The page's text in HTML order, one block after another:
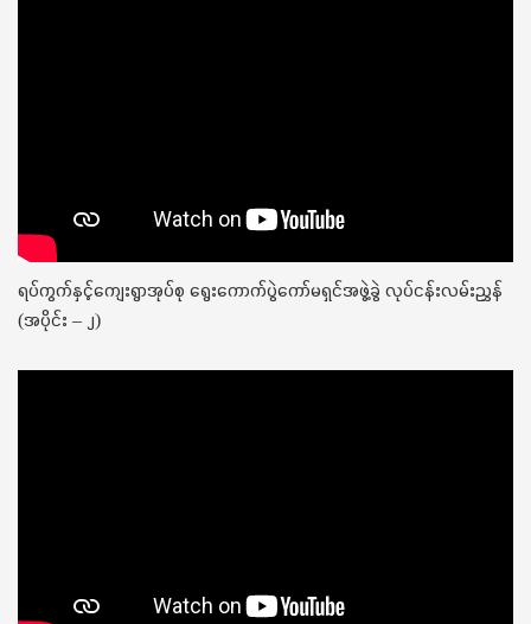
ရပ်ကွက်နှင့်ကျေးရွာအုပ်စု ရွေးကောက်ပွဲကော်မရှင်အဖွဲ့ခွဲ လုပ်ငန်းလမ်းညွှန်
(အပိုင်း – ၂)